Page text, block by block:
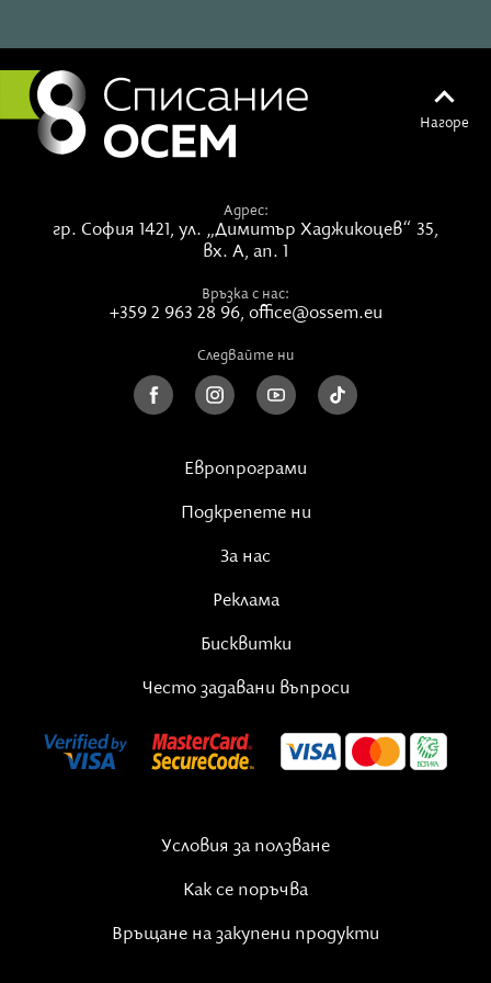
Вижте тази публикация в Instagram.
Публикация, споделена от Списание 8 (@spisanie8)
Нагоре
Адрес:
гр. София 1421, ул. „Димитър Хаджикоцев“ 35,
вх. А, ап. 1
Връзка с нас:
+359 2 963 28 96, office@ossem.eu
Следвайте ни
Европрограми
Подкрепете ни
За нас
Реклама
Бисквитки
Често задавани въпроси
Условия за ползване
Как се поръчва
Връщане на закупени продукти